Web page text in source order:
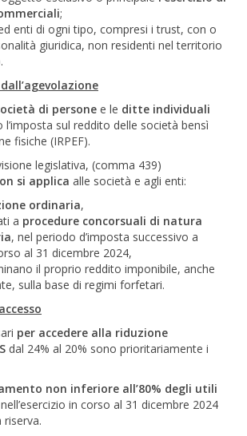
;
enti di ogni tipo, compresi i trust, con o
giuridica, non residenti nel territorio
di persone e le ditte individuali
l’imposta sul reddito delle società bensì
fisiche (IRPEF).
legislativa, (comma 439)
si applica alle società e agli enti:
ordinaria,
a procedure concorsuali di natura
, nel periodo d’imposta successivo a
al 31 dicembre 2024,
il proprio reddito imponibile, anche
sulla base di regimi forfetari.
per accedere alla riduzione
dal 24% al 20% sono prioritariamente i
non inferiore all’80% degli utili
in corso al 31 dicembre 2024
riserva.